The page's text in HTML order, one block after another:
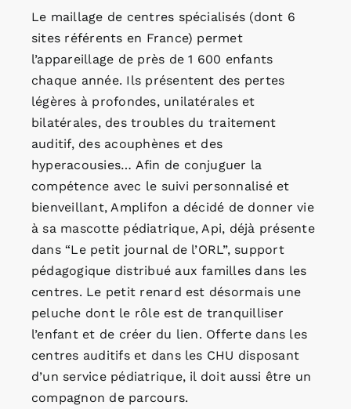
Le maillage de centres spécialisés (dont 6
sites référents en France) permet
l’appareillage de près de 1 600 enfants
chaque année. Ils présentent des pertes
légères à profondes, unilatérales et
bilatérales, des troubles du traitement
auditif, des acouphènes et des
hyperacousies… Afin de conjuguer la
compétence avec le suivi personnalisé et
bienveillant, Amplifon a décidé de donner vie
à sa mascotte pédiatrique, Api, déjà présente
dans “Le petit journal de l’ORL”, support
pédagogique distribué aux familles dans les
centres. Le petit renard est désormais une
peluche dont le rôle est de tranquilliser
l’enfant et de créer du lien. Offerte dans les
centres auditifs et dans les CHU disposant
d’un service pédiatrique, il doit aussi être un
compagnon de parcours.